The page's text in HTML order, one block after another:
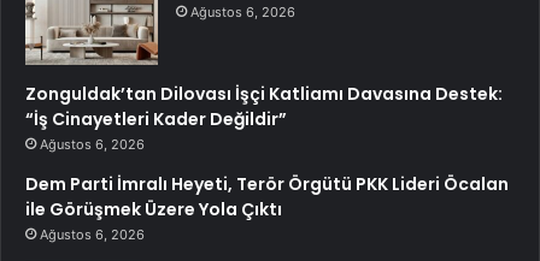
Ağustos 6, 2026
Zonguldak’tan Dilovası İşçi Katliamı Davasına Destek:
“İş Cinayetleri Kader Değildir”
Ağustos 6, 2026
Dem Parti İmralı Heyeti, Terör Örgütü PKK Lideri Öcalan
ile Görüşmek Üzere Yola Çıktı
Ağustos 6, 2026